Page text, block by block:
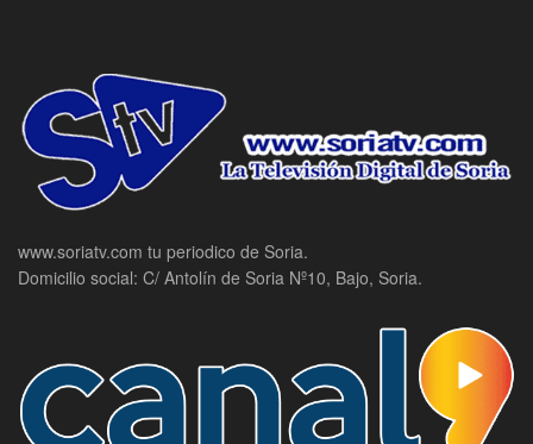
www.soriatv.com tu periodico de Soria.
Domicilio social: C/ Antolín de Soria Nº10, Bajo, Soria.